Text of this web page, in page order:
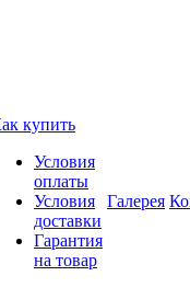
купить
Условия
оплаты
Условия
доставки
Гарантия
на товар
Галерея